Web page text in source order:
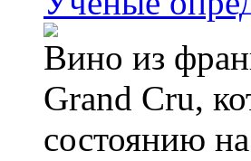
Вино из
Grand Cru,
состоянию